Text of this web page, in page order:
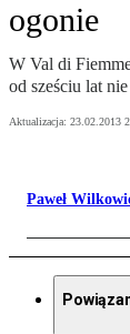
ogonie
W Val di
od sześciu lat
Aktualizacja: 23.02.2013
Paweł